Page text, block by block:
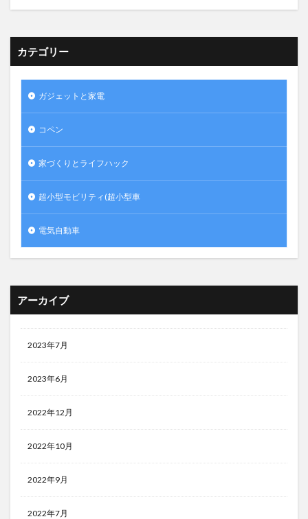
カテゴリー
ガジェットと家電
コペン
家づくりとライフハック
超小型モビリティ(超小型車
電気自動車
アーカイブ
2023年7月
2023年6月
2022年12月
2022年10月
2022年9月
2022年7月